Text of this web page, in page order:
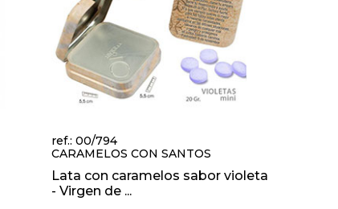
ref.: 00/794
CARAMELOS CON SANTOS
Lata con caramelos sabor violeta
- Virgen de ...